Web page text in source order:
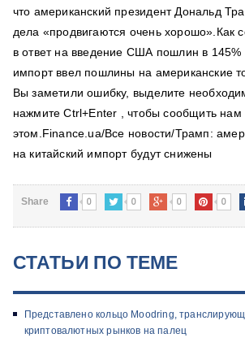
что американский президент Дональд
дела «продвигаются очень хорошо».Как
в ответ на введение США пошлин в 145%
импорт ввел пошлины на американские
Вы заметили ошибку, выделите
нажмите Ctrl+Enter , чтобы сообщить нам
этом.Finance.ua/Все новости/Трамп:
на китайский импорт будут снижены
Share 0 0 0 0
СТАТЬИ ПО ТЕМЕ
Представлено кольцо Moodring,
криптовалютных рынков на палец